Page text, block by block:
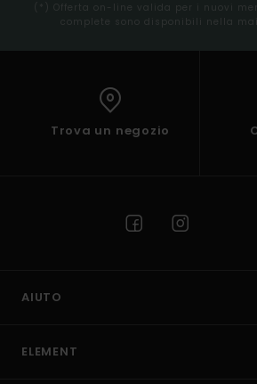
(*) Offerta on-line valida per i nuovi
complete sono disponibili nella
Trova un negozio
AIUTO
ELEMENT